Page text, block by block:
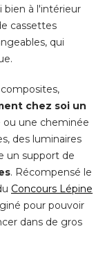
bien à l'intérieur
cassettes
qui
chez soi un
ou une cheminée
des luminaires
un support de
. Récompensé le
Concours Lépine
pour pouvoir
dans de gros